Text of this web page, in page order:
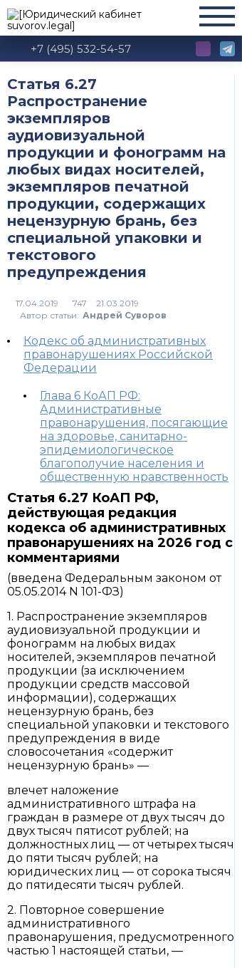
+7 (495) 532-54-57
Статья 6.27
Распространение
экземпляров
аудиовизуальной
продукции и фонограмм на
любых видах носителей,
экземпляров печатной
продукции, содержащих
нецензурную брань, без
специальной упаковки и
текстового
предупреждения
747
Автор статьи: Андрей Суворов
Кодекс об административных
правонарушениях Российской
Федерации
Глава 6 КоАП РФ:
Административные
правонарушения, посягающие
на здоровье, санитарно-
эпидемиологическое
благополучие населения и
общественную нравственность
Статья 6.27 КоАП РФ,
действующая редакция
кодекса об административных
правонарушениях на 2026 год с
комментариями
(введена Федеральным законом от
05.05.2014 N 101-ФЗ)
1. Распространение экземпляров
аудиовизуальной продукции и
фонограмм на любых видах
носителей, экземпляров печатной
продукции (за исключением
продукции средств массовой
информации), содержащих
нецензурную брань, без
специальной упаковки и текстового
предупреждения в виде
словосочетания «содержит
нецензурную брань» —
влечет наложение
административного штрафа на
граждан в размере от двух тысяч до
двух тысяч пятисот рублей; на
должностных лиц — от четырех тысяч
до пяти тысяч рублей; на
юридических лиц — от сорока тысяч
до пятидесяти тысяч рублей.
2. Повторное совершение
административного
правонарушения, предусмотренного
частью 1 настоящей статьи, —